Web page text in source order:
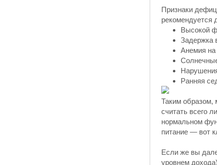
Признаки
рекомендуется
Высокой
Задержка
Анемия
Ранняя
Таким образом,
считать всего
нормальном
питание — вот
Если же вы
уровнем